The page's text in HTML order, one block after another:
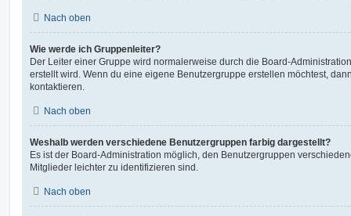
Nach oben
Wie werde ich Gruppenleiter?
Der Leiter einer Gruppe wird normalerweise durch die Board-
erstellt wird. Wenn du eine eigene Benutzergruppe erstellen möchtest,
kontaktieren.
Nach oben
Weshalb werden verschiedene Benutzergruppen farbig dargestellt?
Es ist der Board-Administration möglich, den Benutzergruppen
Mitglieder leichter zu identifizieren sind.
Nach oben